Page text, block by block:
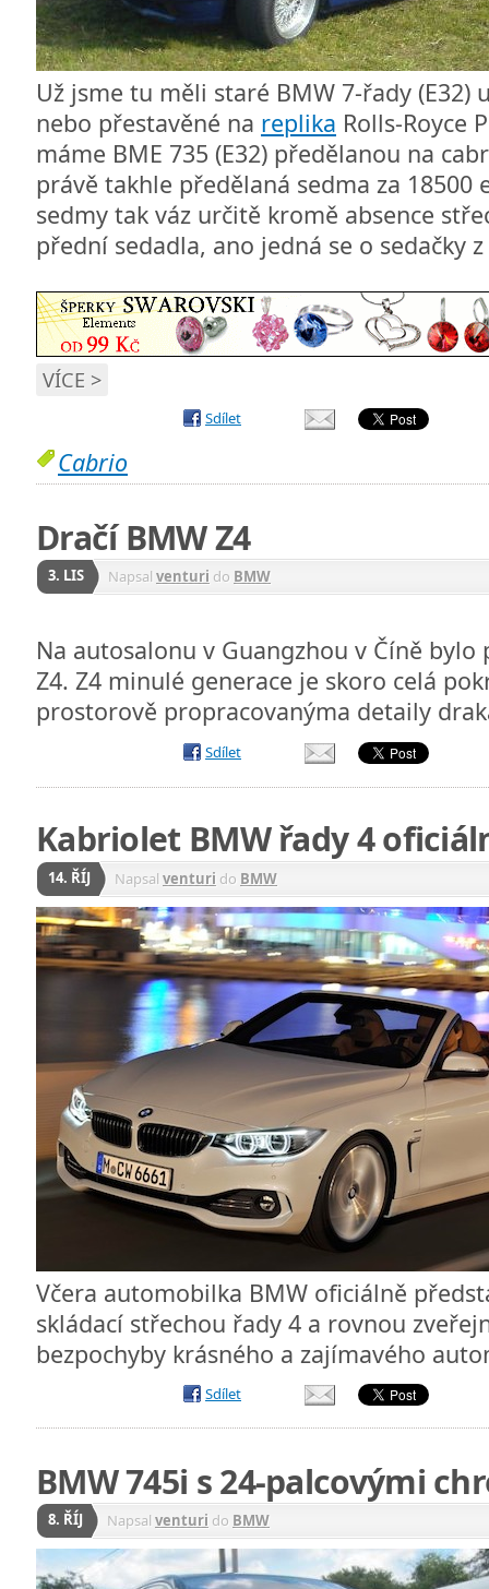
Už jsme tu měli staré BMW 7-řady (E32)
nebo přestavěné na replika Rolls-Royce
máme BME 735 (E32) předělanou na
právě takhle předělaná sedma za 18500
sedmy tak váz určitě kromě absence
přední sedadla, ano jedná se o sedačky
VÍCE >
Sdílet
Cabrio
Dračí BMW Z4
3. LIS Napsal venturi do BMW
Na autosalonu v Guangzhou v Číně
Z4. Z4 minulé generace je skoro celá
prostorově propracovanýma detaily
Sdílet
Kabriolet BMW řady 4
14. ŘÍJ Napsal venturi do BMW
Včera automobilka BMW oficiálně
skládací střechou řady 4 a rovnou
bezpochyby krásného a zajímavého
Sdílet
BMW 745i s 24-palcovými
8. ŘÍJ Napsal venturi do BMW